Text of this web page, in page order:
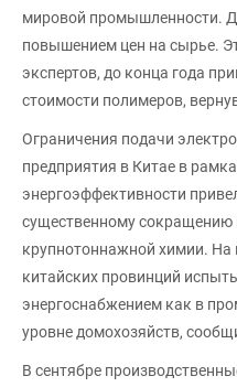
мировой промышленности.
повышением цен на сырье.
экспертов, до конца года
стоимости полимеров,
Ограничения подачи
предприятия в Китае в
энергоэффективности
существенному сокращению
крупнотоннажной химии. На
китайских провинций
энергоснабжением как в
уровне домохозяйств,
В сентябре